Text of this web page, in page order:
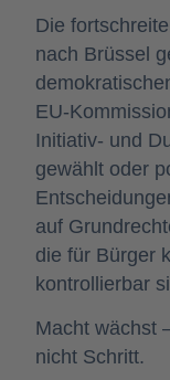
Die
nach Brüssel
EU-
Initiativ- und
gewählt oder
auf
die für Bürger
kontrollierbar
Macht wächst
nicht Schritt.